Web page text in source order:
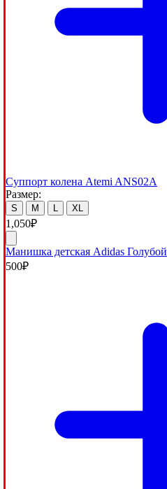
Суппорт колена Atemi ANS02A
Размер:
S M XL
1,050₽
Манишка детская Adidas Голубой
500₽